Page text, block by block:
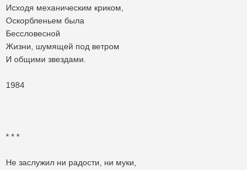
Исходя механическим криком,
Оскорбленьем была
Бессловесной
Жизни, шумящей под ветром
И общими звездами.
1984
* * *
Не заслужил ни радости, ни муки,